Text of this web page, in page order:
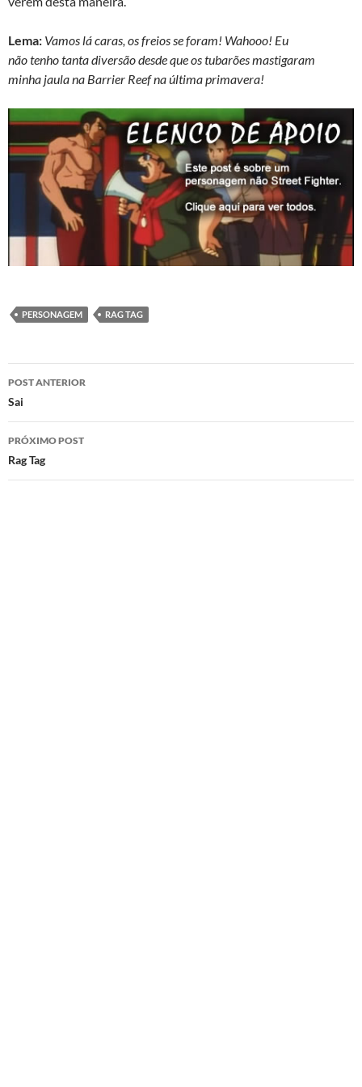
Lema: Vamos lá caras, os freios se foram! Wahooo! Eu
não tenho tanta diversão desde que os tubarões mastigaram
minha jaula na Barrier Reef na última primavera!
PERSONAGEM RAG TAG
Navegação
de
posts
POST ANTERIOR
Sai
PRÓXIMO POST
Rag Tag